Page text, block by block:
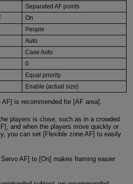
Separated AF points
On
People
Auto
Case Auto
0
Equal priority
Enable (actual size)
is recommended for [AF area].
players is close, such as in a crowded
and when the players move quickly or
you can set [Flexible zone AF] to easily
AF] to [On] makes framing easier